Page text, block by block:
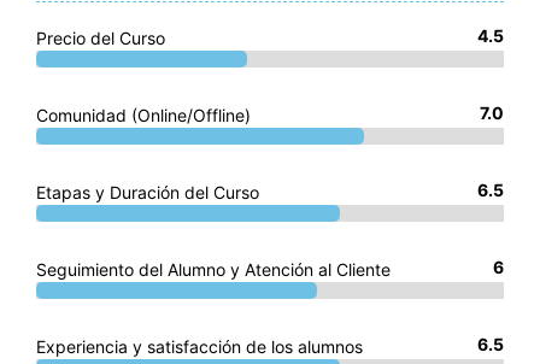
Precio del Curso 4.5
Comunidad (Online/Offline) 7.0
Etapas y Duración del Curso 6.5
Seguimiento del Alumno y Atención al Cliente 6
Experiencia y satisfacción de los alumnos 6.5